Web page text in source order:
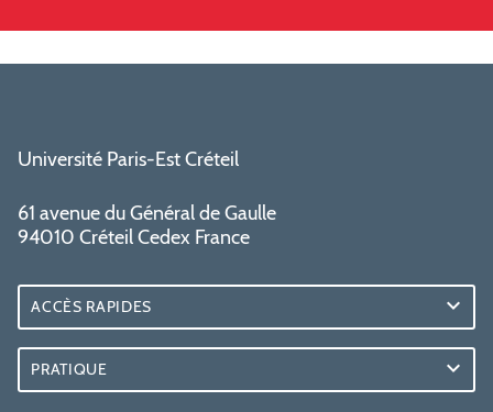
Université Paris-Est Créteil
61 avenue du Général de Gaulle
94010 Créteil Cedex France
ACCÈS RAPIDES
PRATIQUE